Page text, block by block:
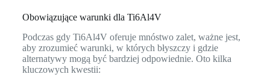
Obowiązujące warunki dla Ti6Al4V
Podczas gdy Ti6Al4V oferuje mnóstwo zalet, ważne jest,
aby zrozumieć warunki, w których błyszczy i gdzie
alternatywy mogą być bardziej odpowiednie. Oto kilka
kluczowych kwestii: